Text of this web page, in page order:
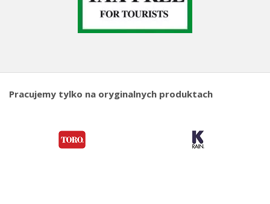
Pracujemy tylko na oryginalnych produktach